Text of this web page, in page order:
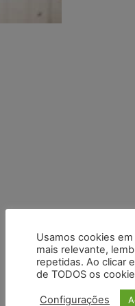
Usamos cookies
mais relevante,
repetidas. Ao clicar
de TODOS os
Configurações